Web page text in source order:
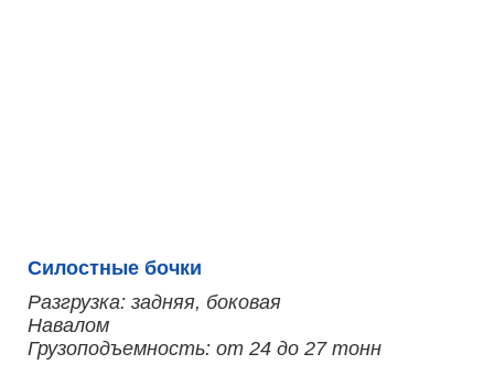
Силостные бочки
Разгрузка: задняя, боковая
Навалом
Грузоподъемность: от 24 до 27 тонн